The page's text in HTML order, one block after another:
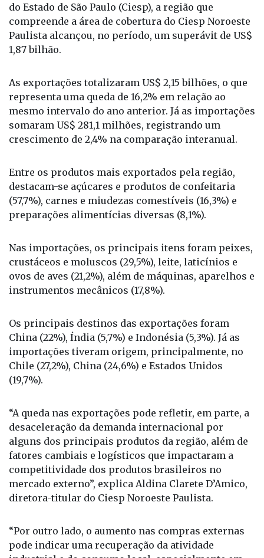
do Estado de São Paulo (Ciesp), a região que
compreende a área de cobertura do Ciesp Noroeste
Paulista alcançou, no período, um superávit de US$
1,87 bilhão.
As exportações totalizaram US$ 2,15 bilhões, o que
representa uma queda de 16,2% em relação ao
mesmo intervalo do ano anterior. Já as importações
somaram US$ 281,1 milhões, registrando um
crescimento de 2,4% na comparação interanual.
Entre os produtos mais exportados pela região,
destacam-se açúcares e produtos de confeitaria
(57,7%), carnes e miudezas comestíveis (16,3%) e
preparações alimentícias diversas (8,1%).
Nas importações, os principais itens foram peixes,
crustáceos e moluscos (29,5%), leite, laticínios e
ovos de aves (21,2%), além de máquinas, aparelhos e
instrumentos mecânicos (17,8%).
Os principais destinos das exportações foram
China (22%), Índia (5,7%) e Indonésia (5,3%). Já as
importações tiveram origem, principalmente, no
Chile (27,2%), China (24,6%) e Estados Unidos
(19,7%).
“A queda nas exportações pode refletir, em parte, a
desaceleração da demanda internacional por
alguns dos principais produtos da região, além de
fatores cambiais e logísticos que impactaram a
competitividade dos produtos brasileiros no
mercado externo”, explica Aldina Clarete D’Amico,
diretora-titular do Ciesp Noroeste Paulista.
“Por outro lado, o aumento nas compras externas
pode indicar uma recuperação da atividade